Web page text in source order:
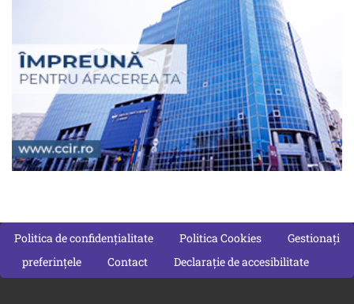
Politica de confidențialitate Politica Cookies
Gestionați
preferințele
Contact Declarație de accesibilitate